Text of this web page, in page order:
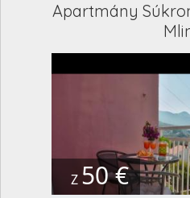
Apartmány
Z 50 €